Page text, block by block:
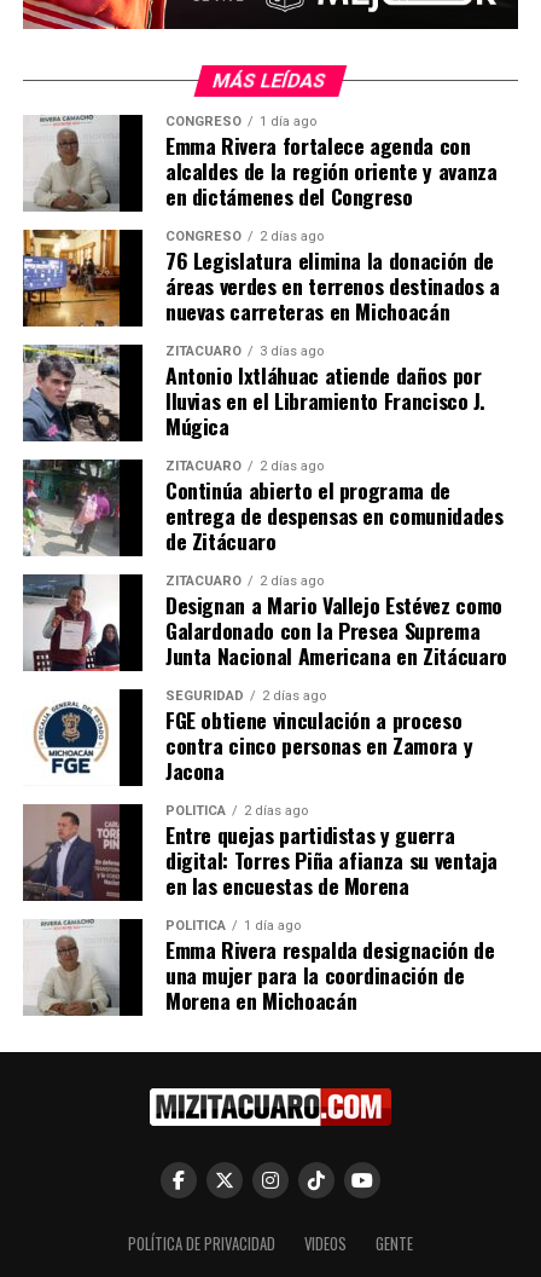
Comparte con:
Me gusta esto:
Relacionado
Toño Carreño Celebra la
Despenalización del Aborto
en Michoacán
11 octubre, 2024
En "Política"
Todos debemos
involucrarnos en la
preservación y cuidado del
agua: Toño Carreño
22 abril, 2023
En "Política"
Es tiempo de que se cambie
la estrategia de seguridad:
Toño Carreño
24 abril, 2023
En "Política"
Parlamento Juvenil, informa Grecia Aguilar
Presentan iniciativa de ley para formalizar la
organización permanente de la Expo Feria Michoacán
MÁS LEÍDAS
CONGRESO 1 día ago
Emma Rivera fortalece agenda con
alcaldes de la región oriente y avanza
en dictámenes del Congreso
CONGRESO 2 días ago
76 Legislatura elimina la donación de
áreas verdes en terrenos destinados a
nuevas carreteras en Michoacán
ZITÁCUARO 3 días ago
Antonio Ixtláhuac atiende daños por
lluvias en el Libramiento Francisco J.
Múgica
ZITÁCUARO 2 días ago
Continúa abierto el programa de
entrega de despensas en comunidades
de Zitácuaro
ZITÁCUARO 2 días ago
Designan a Mario Vallejo Estévez como
Galardonado con la Presea Suprema
Junta Nacional Americana en Zitácuaro
SEGURIDAD 2 días ago
FGE obtiene vinculación a proceso
contra cinco personas en Zamora y
Jacona
POLÍTICA 2 días ago
Entre quejas partidistas y guerra
digital: Torres Piña afianza su ventaja
en las encuestas de Morena
POLÍTICA 1 día ago
Emma Rivera respalda designación de
una mujer para la coordinación de
Morena en Michoacán
POLÍTICA DE PRIVACIDAD VIDEOS GENTE